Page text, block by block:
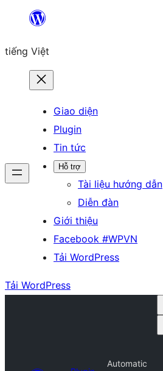
Chuyển
phần
tiếng Việt
Giao diện
Plugin
Tin tức
Hỗ trợ
Tài liệu hướng dẫn
Diễn đàn
Giới thiệu
Facebook #WPVN
Tải WordPress
Tải WordPress
Automatic